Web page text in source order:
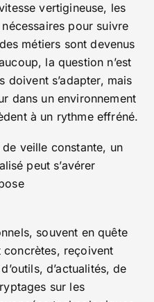
vertigineuse, les
pour suivre
métiers sont devenus
la question n’est
doivent s’adapter, mais
dans un environnement
à un rythme effréné.
veille constante, un
peut s’avérer
souvent en quête
concrètes, reçoivent
d’actualités, de
sur les